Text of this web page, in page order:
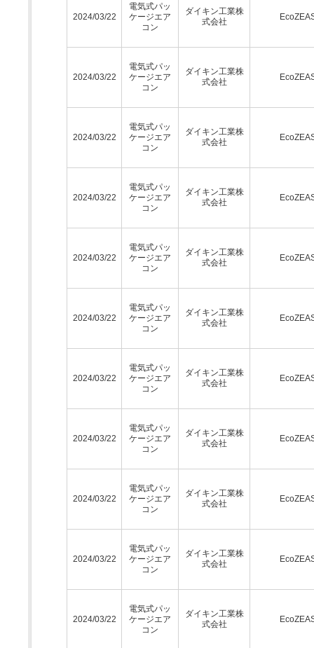
2024/03/22
電気式パッ
ケージエア
コン
ダイキン工業株
式会社
2024/03/22
電気式パッ
ケージエア
コン
ダイキン工業株
式会社
2024/03/22
電気式パッ
ケージエア
コン
ダイキン工業株
式会社
2024/03/22
電気式パッ
ケージエア
コン
ダイキン工業株
式会社
2024/03/22
電気式パッ
ケージエア
コン
ダイキン工業株
式会社
2024/03/22
電気式パッ
ケージエア
コン
ダイキン工業株
式会社
2024/03/22
電気式パッ
ケージエア
コン
ダイキン工業株
式会社
2024/03/22
電気式パッ
ケージエア
コン
ダイキン工業株
式会社
2024/03/22
電気式パッ
ケージエア
コン
ダイキン工業株
式会社
2024/03/22
電気式パッ
ケージエア
コン
ダイキン工業株
式会社
2024/03/22
電気式パッ
ケージエア
コン
ダイキン工業株
式会社